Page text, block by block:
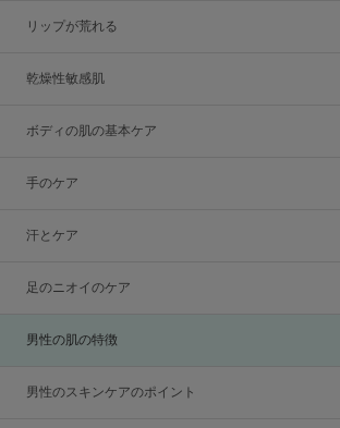
リップが荒れる
乾燥性敏感肌
ボディの肌の基本ケア
手のケア
汗とケア
足のニオイのケア
男性の肌の特徴
男性のスキンケアのポイント